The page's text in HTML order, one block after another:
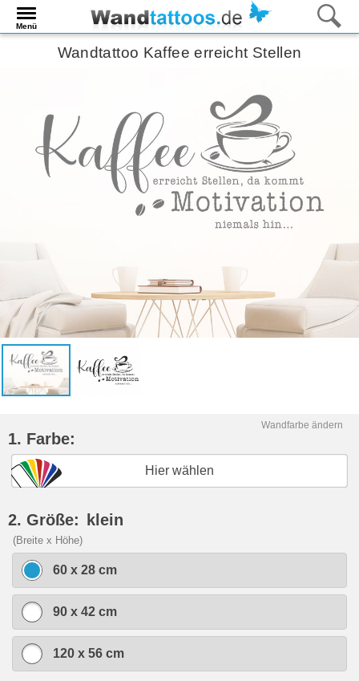
Menü
Wandtattoo Kaffee erreicht Stellen
Wandfarbe ändern
1. Farbe:
Hier wählen
2. Größe: klein
(Breite x Höhe)
60 x 28 cm
90 x 42 cm
120 x 56 cm